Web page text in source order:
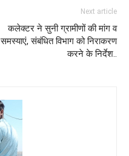
Next article
कलेक्टर ने सुनी ग्रामीणों की मांग व
समस्याएं, संबंधित विभाग को निराकरण
करने के निर्देश..